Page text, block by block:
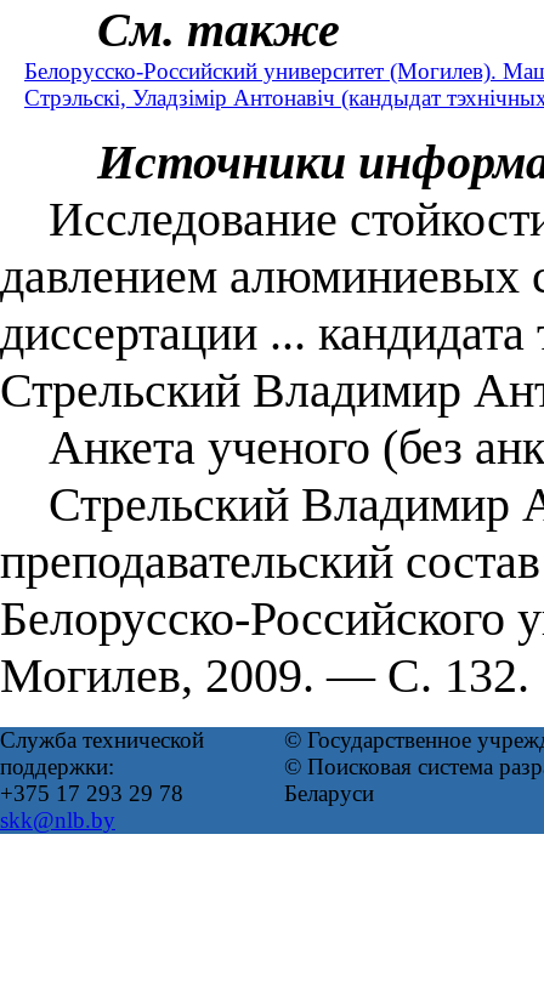
См. также
Белорусско-Российский университет (Могилев).
Стрэльскі, Уладзімір Антонавіч (кандыдат
Источники
Исследование
давлением алюминиевых
диссертации ...
Стрельский Владимир
Анкета ученого (без
Стрельский Владимир
преподавательский
Белорусско-
Могилев, 2009. — С. 132.
Служба технической
поддержки:
+375 17 293 29 78
skk@nlb.by
© Государственное
© Поисковая система
Беларуси